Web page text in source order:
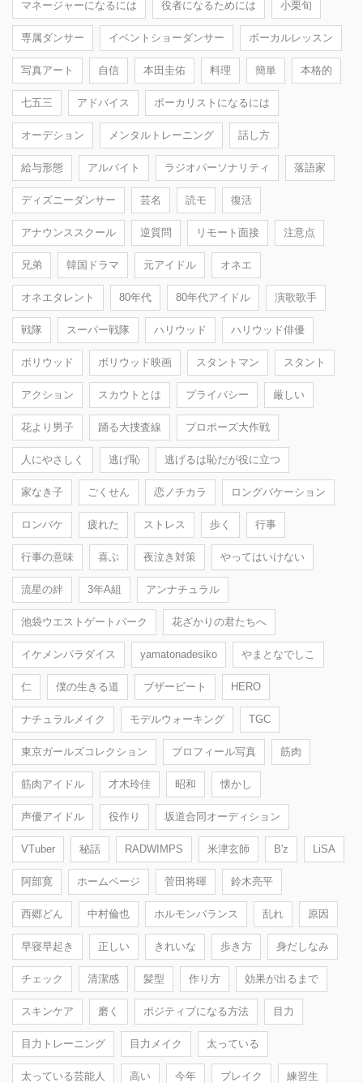
マネージャーになるには 役者になるためには 小栗旬
専属ダンサー イベントショーダンサー ボーカルレッスン
写真アート 自信 本田圭佑 料理 簡単 本格的
七五三 アドバイス ボーカリストになるには
オーデション メンタルトレーニング 話し方
給与形態 アルバイト ラジオパーソナリティ 落語家
ディズニーダンサー 芸名 読モ 復活
アナウンススクール 逆質問 リモート面接 注意点
兄弟 韓国ドラマ 元アイドル オネエ
オネエタレント 80年代 80年代アイドル 演歌歌手
戦隊 スーパー戦隊 ハリウッド ハリウッド俳優
ボリウッド ボリウッド映画 スタントマン スタント
アクション スカウトとは プライバシー 厳しい
花より男子 踊る大捜査線 プロポーズ大作戦
人にやさしく 逃げ恥 逃げるは恥だが役に立つ
家なき子 ごくせん 恋ノチカラ ロングバケーション
ロンバケ 疲れた ストレス 歩く 行事
行事の意味 喜ぶ 夜泣き対策 やってはいけない
流星の絆 3年A組 アンナチュラル
池袋ウエストゲートパーク 花ざかりの君たちへ
イケメンパラダイス yamatonadesiko やまとなでしこ
仁 僕の生きる道 ブザービート HERO
ナチュラルメイク モデルウォーキング TGC
東京ガールズコレクション プロフィール写真 筋肉
筋肉アイドル 才木玲佳 昭和 懐かし
声優アイドル 役作り 坂道合同オーディション
VTuber 秘話 RADWIMPS 米津玄師 B'z LiSA
阿部寛 ホームページ 菅田将暉 鈴木亮平
西郷どん 中村倫也 ホルモンバランス 乱れ 原因
早寝早起き 正しい きれいな 歩き方 身だしなみ
チェック 清潔感 髪型 作り方 効果が出るまで
スキンケア 磨く ポジティブになる方法 目力
目力トレーニング 目力メイク 太っている
太っている芸能人 高い 今年 ブレイク 練習生